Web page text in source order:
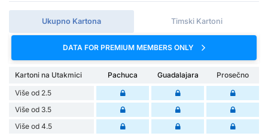
Ukupno Kartona Timski Kartoni
DATA FOR PREMIUM MEMBERS ONLY
Kartoni na Utakmici Pachuca Guadalajara
Prosečno
Više od 2.5
Više od 3.5
Više od 4.5